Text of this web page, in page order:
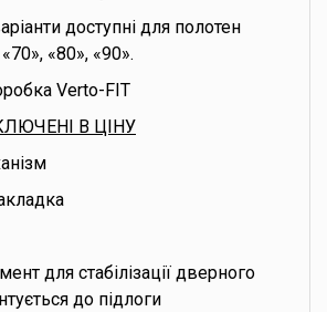
доступні для полотен
«80», «90».
Verto-FIT
В ЦІНУ
для стабілізації дверного
до підлоги